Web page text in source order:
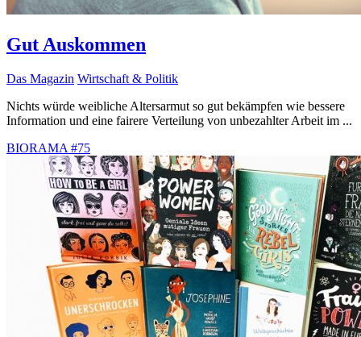
Gut Auskommen
Das Magazin Wirtschaft & Politik
Nichts würde weibliche Altersarmut so gut bekämpfen wie bessere
Information und eine fairere Verteilung von unbezahlter Arbeit im ...
BIORAMA #75